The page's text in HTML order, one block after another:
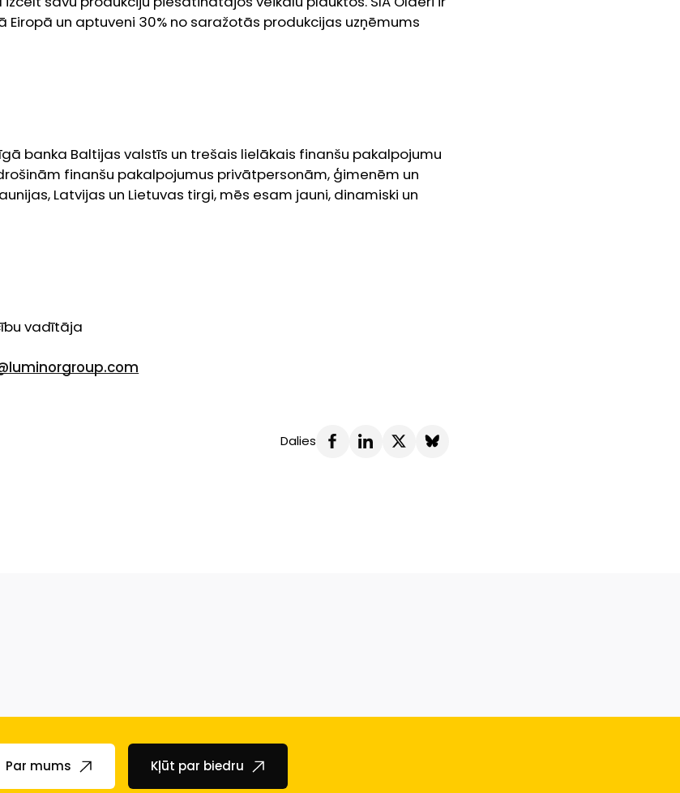
Eiropā un aptuveni 30% no saražotās produkcijas uzņēmums
banka Baltijas valstīs un trešais lielākais finanšu pakalpojumu
finanšu pakalpojumus privātpersonām, ģimenēm un
Latvijas un Lietuvas tirgi, mēs esam jauni, dinamiski un
vadītāja
Dalies
Par mums Kļūt par biedru